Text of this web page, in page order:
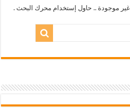
غير موجودة .. حاول إستخدام محرك البحث .